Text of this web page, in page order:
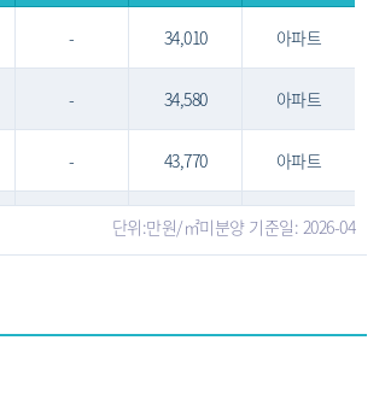
- 34,010 아파트
- 34,580 아파트
- 43,770 아파트
43,190 아파트
단위:만원/㎡미분양 기준일: 2026-04